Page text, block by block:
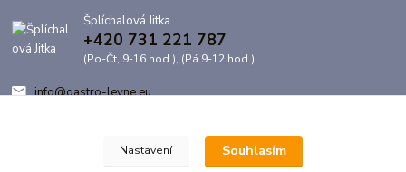
Šplíchalová Jitka
+420 731 221 787
(Po-Čt, 9-16 hod.), (Pá 9-12 hod.)
info@gastro-levne.eu
Nastavení Souhlasím